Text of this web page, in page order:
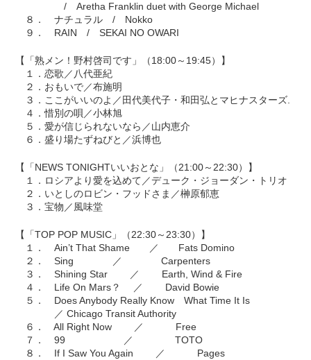
/ Aretha Franklin duet with George Michael
８． ナチュラル / Nokko
９． RAIN / SEKAI NO OWARI
【「熟メン！野村啓司です」（18:00～19:45）】
１．恋歌／八代亜紀
２．おもいで／布施明
３．ここがいいのよ／田代美代子・和田弘とマヒナスターズ.
４．惜別の唄／小林旭
５．愛が信じられないなら／山内恵介
６．盛り場たずねびと／浜博也
【「NEWS TONIGHTいいおとな」（21:00～22:30）】
１．ロシアより愛を込めて／デューク・ジョーダン・トリオ
２．いとしのロビン・フッドさま／榊原郁恵
３．宝物／風味堂
【「TOP POP MUSIC」（22:30～23:30）】
１． Ain’t That Shame ／ Fats Domino
２． Sing ／ Carpenters
３． Shining Star ／ Earth, Wind & Fire
４． Life On Mars？ ／ David Bowie
５． Does Anybody Really Know What Time It Is
／ Chicago Transit Authority
６． All Right Now ／ Free
７． 99 ／ TOTO
８． If I Saw You Again ／ Pages